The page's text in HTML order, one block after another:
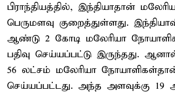
பிராந்தியத்தில், இந்தியாதான்
பெருமளவு குறைத்துள்ளது.
ஆண்டு 2 கோடி மலேரியா
பதிவு செய்யப்பட்டு இருந்தது.
56 லட்சம் மலேரியா நோயாளிகள்தான்
செய்யப்பட்டது. அந்த அளவுக்கு